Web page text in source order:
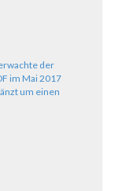
der
im Mai 2017
um einen